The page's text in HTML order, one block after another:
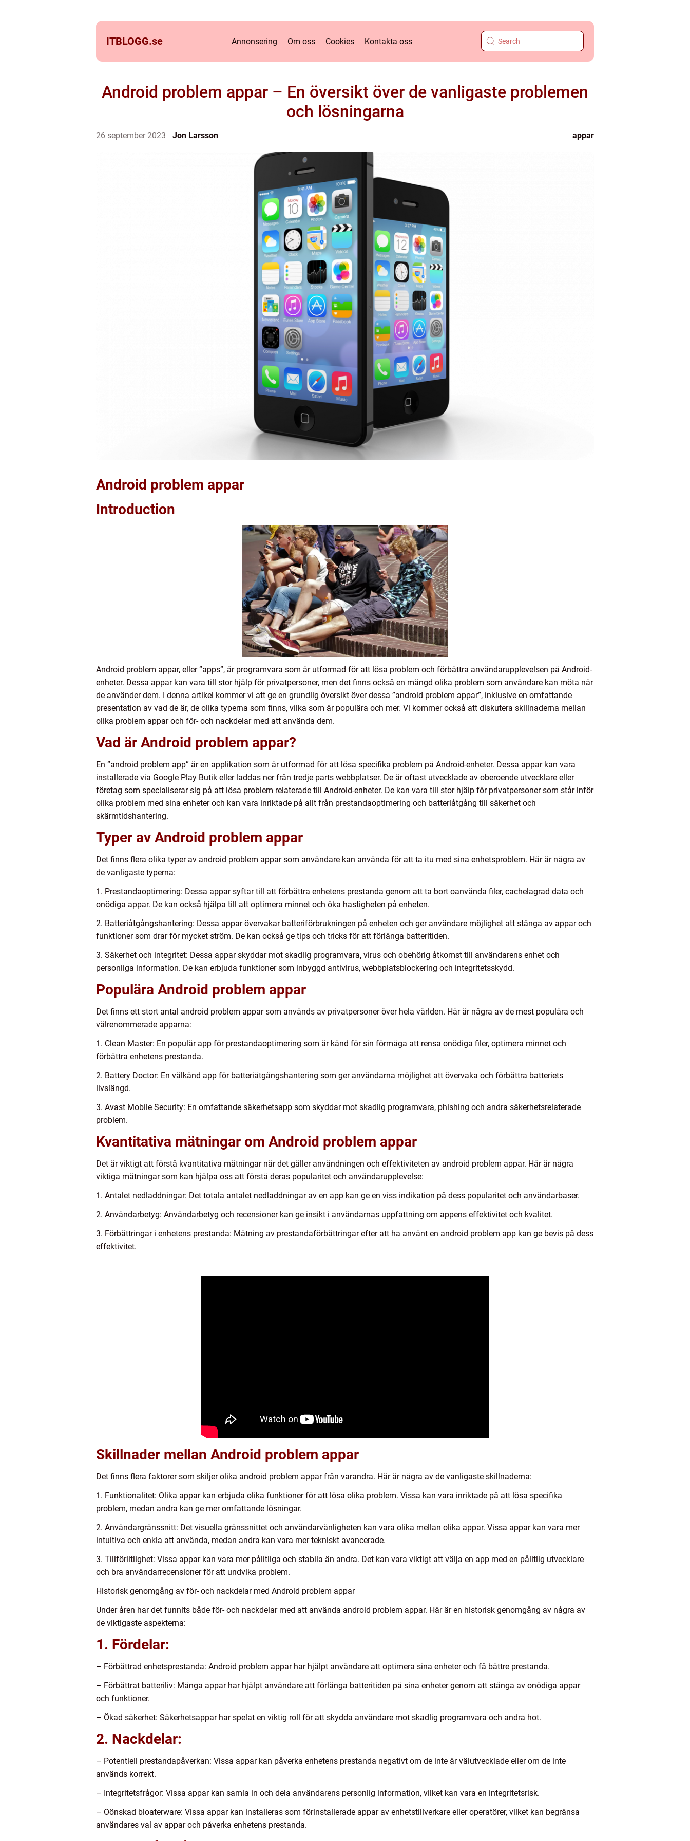
ITBLOGG.se Annonsering Om oss Cookies Kontakta oss
Android problem appar – En översikt över de vanligaste problemen
och lösningarna
26 september 2023 Jon Larsson appar
Android problem appar
Introduction
Android problem appar, eller ”apps”, är programvara som är utformad för att lösa problem och förbättra användarupplevelsen på Android-
enheter. Dessa appar kan vara till stor hjälp för privatpersoner, men det finns också en mängd olika problem som användare kan möta när
de använder dem. I denna artikel kommer vi att ge en grundlig översikt över dessa ”android problem appar”, inklusive en omfattande
presentation av vad de är, de olika typerna som finns, vilka som är populära och mer. Vi kommer också att diskutera skillnaderna mellan
olika problem appar och för- och nackdelar med att använda dem.
Vad är Android problem appar?
En ”android problem app” är en applikation som är utformad för att lösa specifika problem på Android-enheter. Dessa appar kan vara
installerade via Google Play Butik eller laddas ner från tredje parts webbplatser. De är oftast utvecklade av oberoende utvecklare eller
företag som specialiserar sig på att lösa problem relaterade till Android-enheter. De kan vara till stor hjälp för privatpersoner som står inför
olika problem med sina enheter och kan vara inriktade på allt från prestandaoptimering och batteriåtgång till säkerhet och
skärmtidshantering.
Typer av Android problem appar
Det finns flera olika typer av android problem appar som användare kan använda för att ta itu med sina enhetsproblem. Här är några av
de vanligaste typerna:
1. Prestandaoptimering: Dessa appar syftar till att förbättra enhetens prestanda genom att ta bort oanvända filer, cachelagrad data och
onödiga appar. De kan också hjälpa till att optimera minnet och öka hastigheten på enheten.
2. Batteriåtgångshantering: Dessa appar övervakar batteriförbrukningen på enheten och ger användare möjlighet att stänga av appar och
funktioner som drar för mycket ström. De kan också ge tips och tricks för att förlänga batteritiden.
3. Säkerhet och integritet: Dessa appar skyddar mot skadlig programvara, virus och obehörig åtkomst till användarens enhet och
personliga information. De kan erbjuda funktioner som inbyggd antivirus, webbplatsblockering och integritetsskydd.
Populära Android problem appar
Det finns ett stort antal android problem appar som används av privatpersoner över hela världen. Här är några av de mest populära och
välrenommerade apparna:
1. Clean Master: En populär app för prestandaoptimering som är känd för sin förmåga att rensa onödiga filer, optimera minnet och
förbättra enhetens prestanda.
2. Battery Doctor: En välkänd app för batteriåtgångshantering som ger användarna möjlighet att övervaka och förbättra batteriets
livslängd.
3. Avast Mobile Security: En omfattande säkerhetsapp som skyddar mot skadlig programvara, phishing och andra säkerhetsrelaterade
problem.
Kvantitativa mätningar om Android problem appar
Det är viktigt att förstå kvantitativa mätningar när det gäller användningen och effektiviteten av android problem appar. Här är några
viktiga mätningar som kan hjälpa oss att förstå deras popularitet och användarupplevelse:
1. Antalet nedladdningar: Det totala antalet nedladdningar av en app kan ge en viss indikation på dess popularitet och användarbaser.
2. Användarbetyg: Användarbetyg och recensioner kan ge insikt i användarnas uppfattning om appens effektivitet och kvalitet.
3. Förbättringar i enhetens prestanda: Mätning av prestandaförbättringar efter att ha använt en android problem app kan ge bevis på dess
effektivitet.
Skillnader mellan Android problem appar
Det finns flera faktorer som skiljer olika android problem appar från varandra. Här är några av de vanligaste skillnaderna:
1. Funktionalitet: Olika appar kan erbjuda olika funktioner för att lösa olika problem. Vissa kan vara inriktade på att lösa specifika
problem, medan andra kan ge mer omfattande lösningar.
2. Användargränssnitt: Det visuella gränssnittet och användarvänligheten kan vara olika mellan olika appar. Vissa appar kan vara mer
intuitiva och enkla att använda, medan andra kan vara mer tekniskt avancerade.
3. Tillförlitlighet: Vissa appar kan vara mer pålitliga och stabila än andra. Det kan vara viktigt att välja en app med en pålitlig utvecklare
och bra användarrecensioner för att undvika problem.
Historisk genomgång av för- och nackdelar med Android problem appar
Under åren har det funnits både för- och nackdelar med att använda android problem appar. Här är en historisk genomgång av några av
de viktigaste aspekterna:
1. Fördelar:
– Förbättrad enhetsprestanda: Android problem appar har hjälpt användare att optimera sina enheter och få bättre prestanda.
– Förbättrat batteriliv: Många appar har hjälpt användare att förlänga batteritiden på sina enheter genom att stänga av onödiga appar
och funktioner.
– Ökad säkerhet: Säkerhetsappar har spelat en viktig roll för att skydda användare mot skadlig programvara och andra hot.
2. Nackdelar:
– Potentiell prestandapåverkan: Vissa appar kan påverka enhetens prestanda negativt om de inte är välutvecklade eller om de inte
används korrekt.
– Integritetsfrågor: Vissa appar kan samla in och dela användarens personlig information, vilket kan vara en integritetsrisk.
– Oönskad bloaterware: Vissa appar kan installeras som förinstallerade appar av enhetstillverkare eller operatörer, vilket kan begränsa
användares val av appar och påverka enhetens prestanda.